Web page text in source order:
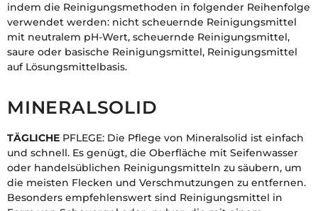
indem die Reinigungsmethoden in folgender Reihenfolge
verwendet werden: nicht scheuernde Reinigungsmittel
mit neutralem pH-Wert, scheuernde Reinigungsmittel,
saure oder basische Reinigungsmittel, Reinigungsmittel
auf Lösungsmittelbasis.
MINERALSOLID
TÄGLICHE PFLEGE: Die Pflege von Mineralsolid ist einfach
und schnell. Es genügt, die Oberfläche mit Seifenwasser
oder handelsüblichen Reinigungsmitteln zu säubern, um
die meisten Flecken und Verschmutzungen zu entfernen.
Besonders empfehlenswert sind Reinigungsmittel in